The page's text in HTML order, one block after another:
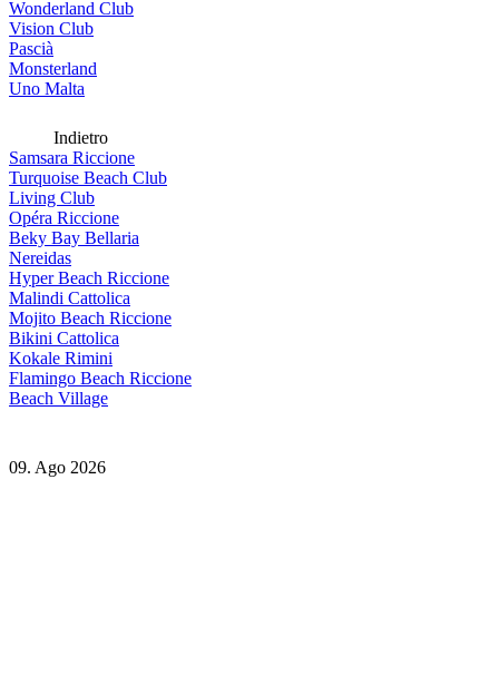
Wonderland Club
Vision Club
Pascià
Monsterland
Uno Malta
Indietro
Samsara Riccione
Turquoise Beach Club
Living Club
Opéra Riccione
Beky Bay Bellaria
Nereidas
Hyper Beach Riccione
Malindi Cattolica
Mojito Beach Riccione
Bikini Cattolica
Kokale Rimini
Flamingo Beach Riccione
Beach Village
09. Ago 2026